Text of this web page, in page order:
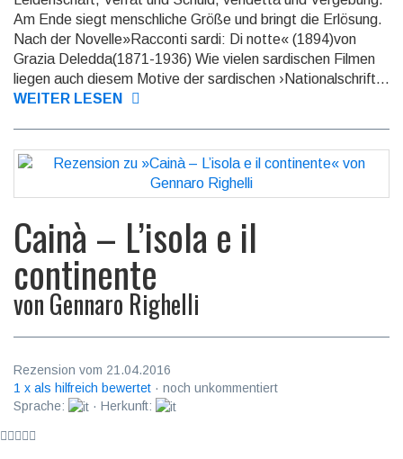
Am Ende siegt mensch­liche Größe und bringt die Erlösung.
Nach der Novelle»Racconti sardi: Di notte« (1894)von
Grazia Deledda(1871-1936) Wie vielen sardischen Filmen
liegen auch diesem Motive der sardischen ›National­schrift...
WEITER LESEN
Cainà – L’isola e il
continente
vonGennaro Righelli
Rezension vom 21.04.2016
1 x als hilfreich bewertet · noch unkommentiert
Sprache:
· Herkunft: